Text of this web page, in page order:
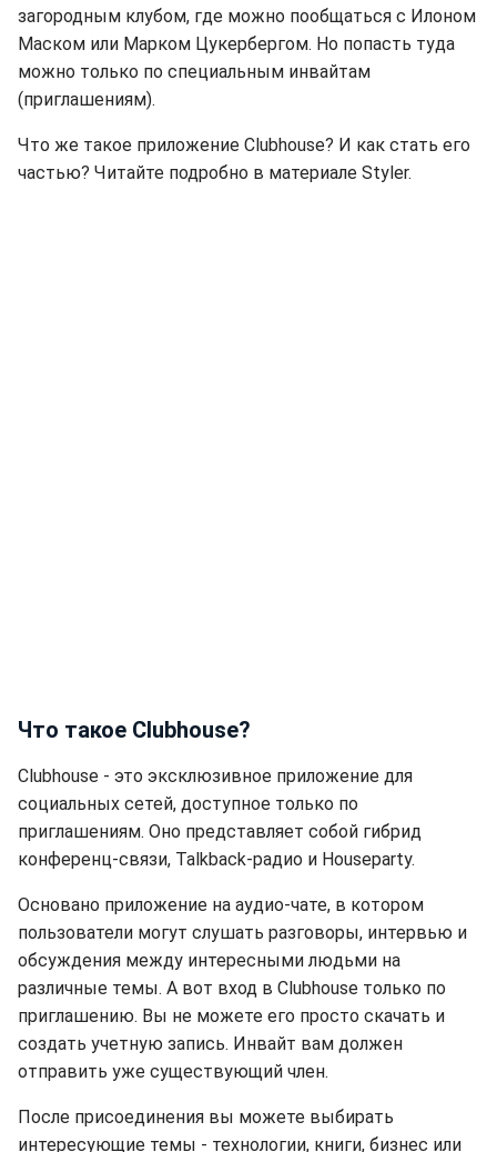
загородным клубом, где можно пообщаться с Илоном
Маском или Марком Цукербергом. Но попасть туда
можно только по специальным инвайтам
(приглашениям).
Что же такое приложение Clubhouse? И как стать его
частью? Читайте подробно в материале Styler.
Что такое Clubhouse?
Clubhouse - это эксклюзивное приложение для
социальных сетей, доступное только по
приглашениям. Оно представляет собой гибрид
конференц-связи, Talkback-радио и Houseparty.
Основано приложение на аудио-чате, в котором
пользователи могут слушать разговоры, интервью и
обсуждения между интересными людьми на
различные темы. А вот вход в Clubhouse только по
приглашению. Вы не можете его просто скачать и
создать учетную запись. Инвайт вам должен
отправить уже существующий член.
После присоединения вы можете выбирать
интересующие темы - технологии, книги, бизнес или